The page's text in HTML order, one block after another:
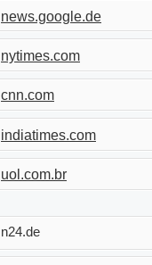
news.google.de
nytimes.com
cnn.com
indiatimes.com
uol.com.br
n24.de